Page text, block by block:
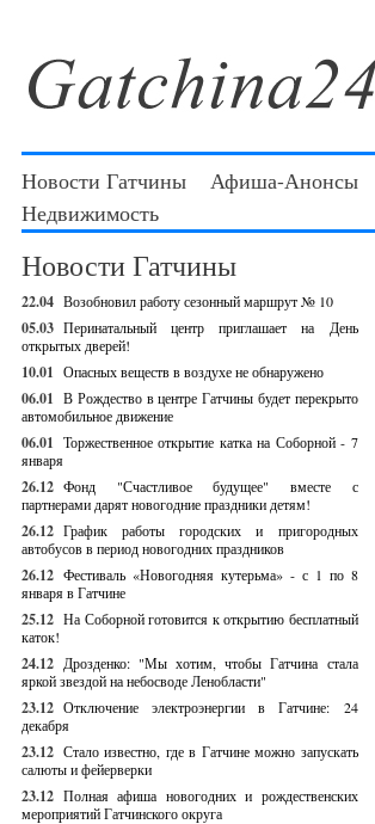
Новости Гатчины Афиша-Анонсы
Недвижимость
Новости Гатчины
22.04 Возобновил работу сезонный маршрут № 10
05.03 Перинатальный центр приглашает на День
открытых дверей!
10.01 Опасных веществ в воздухе не обнаружено
06.01 В Рождество в центре Гатчины будет перекрыто
автомобильное движение
06.01 Торжественное открытие катка на Соборной - 7
января
26.12 Фонд "Счастливое будущее" вместе с
партнерами дарят новогодние праздники детям!
26.12 График работы городских и пригородных
автобусов в период новогодних праздников
26.12 Фестиваль «Новогодняя кутерьма» - с 1 по 8
января в Гатчине
25.12 На Соборной готовится к открытию бесплатный
каток!
24.12 Дрозденко: "Мы хотим, чтобы Гатчина стала
яркой звездой на небосводе Ленобласти"
23.12 Отключение электроэнергии в Гатчине: 24
декабря
23.12 Стало известно, где в Гатчине можно запускать
салюты и фейерверки
23.12 Полная афиша новогодних и рождественских
мероприятий Гатчинского округа